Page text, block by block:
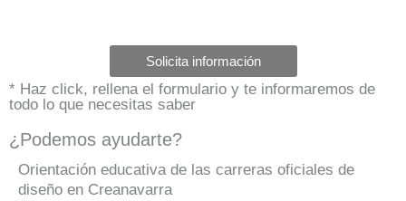
Solicita información
* Haz click, rellena el formulario y te informaremos de
todo lo que necesitas saber
¿Podemos ayudarte?
Orientación educativa de las carreras oficiales de
diseño en Creanavarra